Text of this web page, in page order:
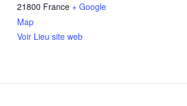
21800 France + Google
Map
Voir Lieu site web